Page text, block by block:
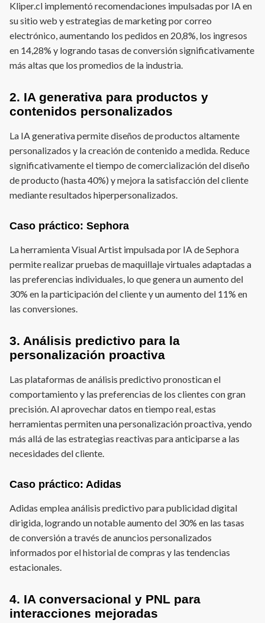
Kliper.cl implementó recomendaciones impulsadas por IA en
su sitio web y estrategias de marketing por correo
electrónico, aumentando los pedidos en 20,8%, los ingresos
en 14,28% y logrando tasas de conversión significativamente
más altas que los promedios de la industria.
2. IA generativa para productos y
contenidos personalizados
La IA generativa permite diseños de productos altamente
personalizados y la creación de contenido a medida. Reduce
significativamente el tiempo de comercialización del diseño
de producto (hasta 40%) y mejora la satisfacción del cliente
mediante resultados hiperpersonalizados.
Caso práctico: Sephora
La herramienta Visual Artist impulsada por IA de Sephora
permite realizar pruebas de maquillaje virtuales adaptadas a
las preferencias individuales, lo que genera un aumento del
30% en la participación del cliente y un aumento del 11% en
las conversiones.
3. Análisis predictivo para la
personalización proactiva
Las plataformas de análisis predictivo pronostican el
comportamiento y las preferencias de los clientes con gran
precisión. Al aprovechar datos en tiempo real, estas
herramientas permiten una personalización proactiva, yendo
más allá de las estrategias reactivas para anticiparse a las
necesidades del cliente.
Caso práctico: Adidas
Adidas emplea análisis predictivo para publicidad digital
dirigida, logrando un notable aumento del 30% en las tasas
de conversión a través de anuncios personalizados
informados por el historial de compras y las tendencias
estacionales.
4. IA conversacional y PNL para
interacciones mejoradas